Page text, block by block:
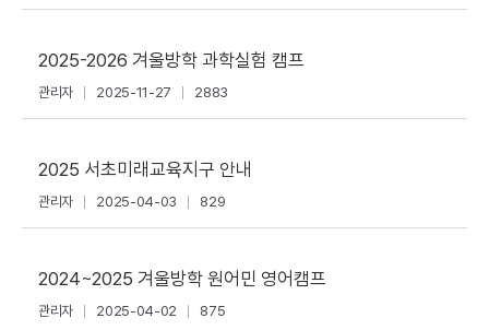
2025-2026 겨울방학 과학실험 캠프
관리자 2025-11-27 2883
2025 서초미래교육지구 안내
관리자 2025-04-03 829
2024~2025 겨울방학 원어민 영어캠프
관리자 2025-04-02 875